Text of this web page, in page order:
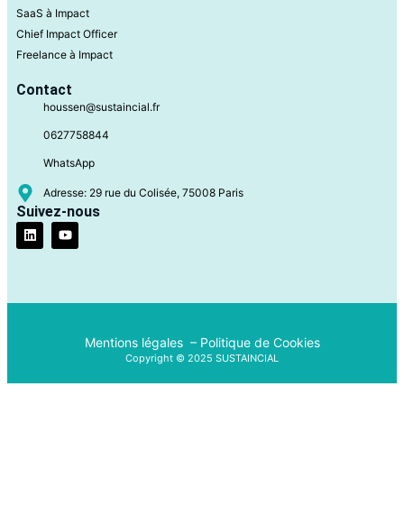
SaaS à Impact
Chief Impact Officer
Freelance à Impact
Contact
houssen@sustaincial.fr
0627758844
WhatsApp
Adresse: 29 rue du Colisée, 75008 Paris
Suivez-nous
Mentions légales – Politique de Cookies
Copyright © 2025 SUSTAINCIAL